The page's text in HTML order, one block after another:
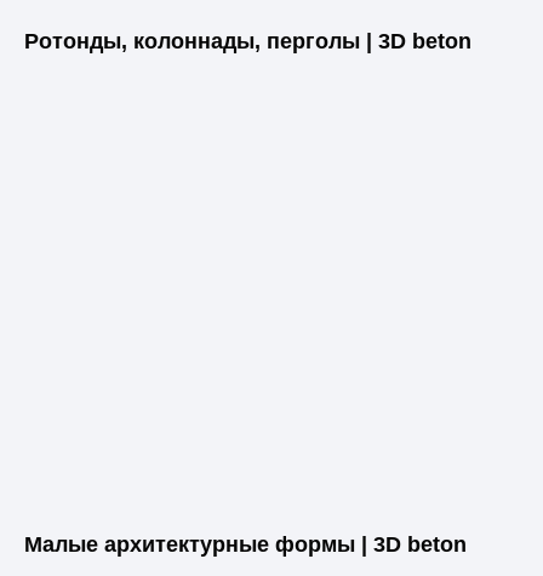
Ротонды, колоннады, перголы | 3D beton
Малые архитектурные формы | 3D beton